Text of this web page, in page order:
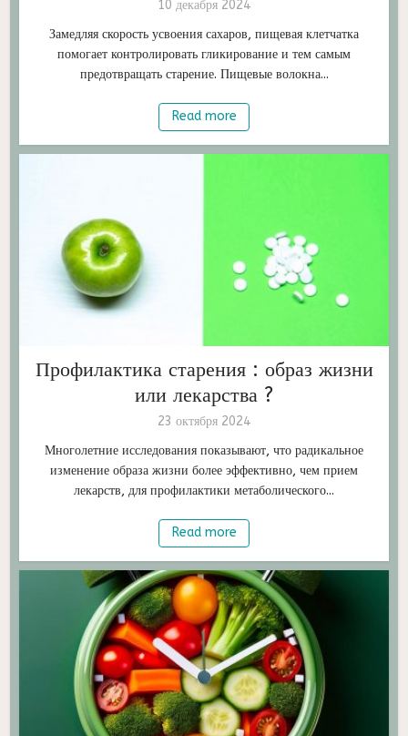
10 декабря 2024
Замедляя скорость усвоения сахаров, пищевая клетчатка
помогает контролировать гликирование и тем самым
предотвращать старение. Пищевые волокна...
Read more
Профилактика старения : образ жизни
или лекарства ?
23 октября 2024
Многолетние исследования показывают, что радикальное
изменение образа жизни более эффективно, чем прием
лекарств, для профилактики метаболического...
Read more